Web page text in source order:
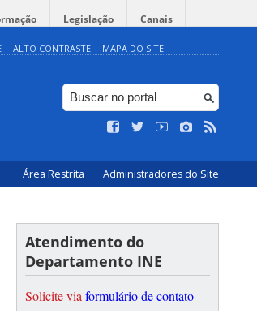
Legislação Canais
ALTO CONTRASTE MAPA DO SITE
Área Restrita Administradores do Site
Atendimento do
Departamento INE
Solicite via formulário de contato